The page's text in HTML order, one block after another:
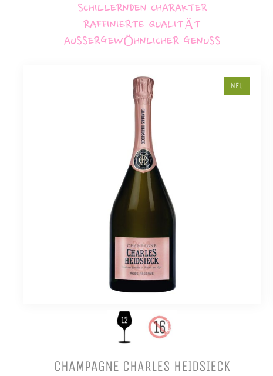
SCHILLERNDEN CHARAKTER
RAFFINIERTE QUALITÄT
AUSSERGEWÖHNLICHER GENUSS
NEU
CHAMPAGNE CHARLES HEIDSIECK